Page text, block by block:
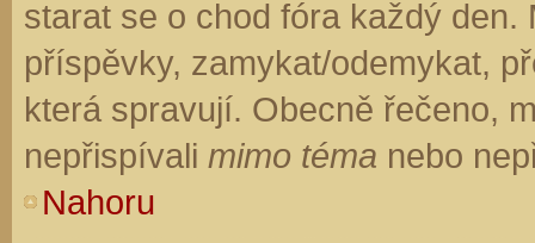
starat se o chod fóra každý
příspěvky, zamykat/odemykat,
která spravují. Obecně řečeno,
nepřispívali mimo téma nebo
Nahoru